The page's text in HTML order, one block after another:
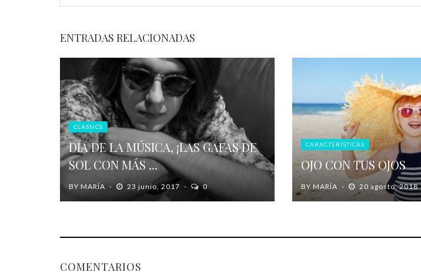
ENTRADAS RELACIONADAS
CLASSICS
DÍA DE LA MÚSICA, ¡LAS GAFAS DE
SOL CON MÁS ...
BY MARÍA 23 junio, 2017 0
CARACTERÍSTICAS
OJO CON TUS OJOS
BYMARÍA 20 agosto, 2018
COMENTARIOS